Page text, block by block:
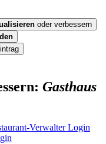
oder verbessern
Gasthaus
Verwalter Login